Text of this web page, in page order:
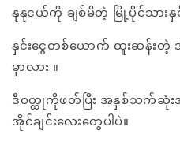
နုနုငယ်ကို ချစ်မိတဲ့ မြို့ပိုင်သားနှင်
နှင်းငွေတစ်ယောက် ထူးဆန်းတဲ့
မှာလား ။
ဒီဝတ္ထုကိုဖတ်ပြီး အနှစ်သက်ဆုံးအ
အိုင်ချင်းလေးတွေပါပဲ။